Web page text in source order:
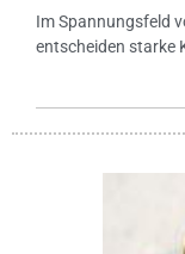
Im Spannungsfeld
entscheiden starke